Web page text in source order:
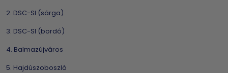
2. DSC-SI (sárga)
3. DSC-SI (bordó)
4. Balmazújváros
5. Hajdúszoboszló